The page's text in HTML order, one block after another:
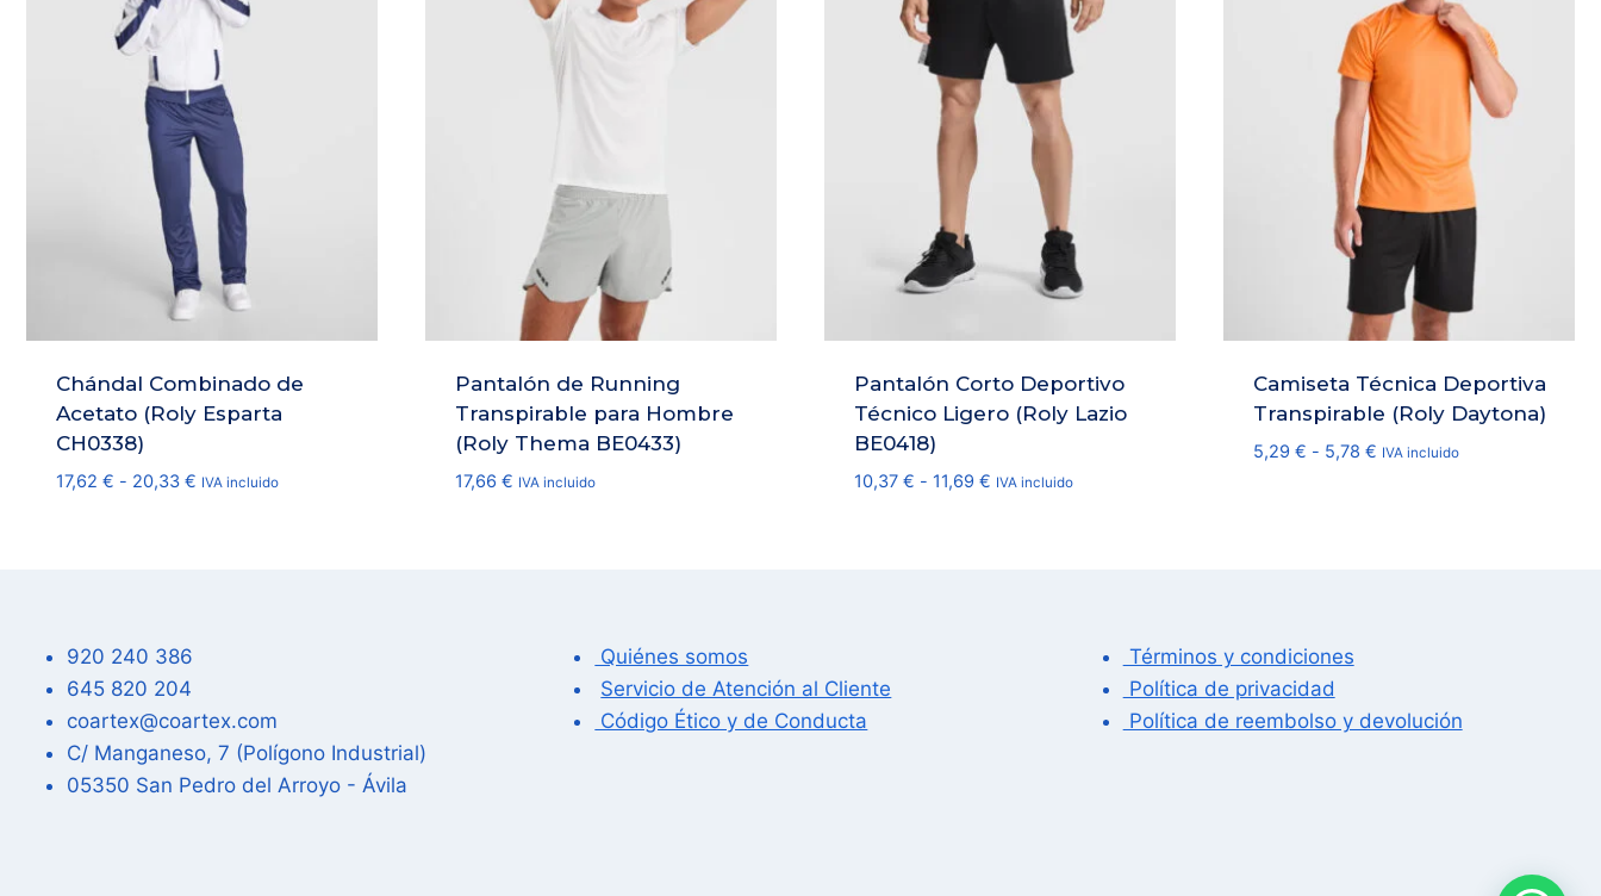
Chándal Combinado de
Acetato (Roly Esparta
CH0338)
17,62 € - 20,33 €Rango
IVA incluido
Pantalón de Running
Transpirable para Hombre
(Roly Thema BE0433)
17,66 € IVA incluido
Pantalón Corto Deportivo
Técnico Ligero (Roly Lazio
BE0418)
10,37 € - 11,69 €Rango
IVA incluido
Camiseta Técnica Deportiva
Transpirable (Roly Daytona)
5,29 € - 5,78 €Rango
IVA incluido
920 240 386
645 820 204
coartex@coartex.com
C/ Manganeso, 7 (Polígono Industrial)
05350 San Pedro del Arroyo - Ávila
Quiénes somos
Servicio de Atención al Cliente
Código Ético y de Conducta
Términos y condiciones
Política de privacidad
Política de reembolso y devolución